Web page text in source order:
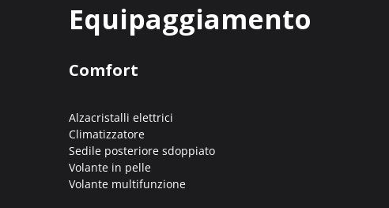
Equipaggiamento
Comfort
Alzacristalli elettrici
Climatizzatore
Sedile posteriore sdoppiato
Volante in pelle
Volante multifunzione